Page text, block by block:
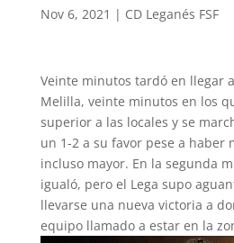
Nov 6, 2021 | CD Leganés FSF
Veinte minutos tardó en llegar
Melilla, veinte minutos en los
superior a las locales y se
un 1-2 a su favor pese a haber
incluso mayor. En la segunda
igualó, pero el Lega supo
llevarse una nueva victoria a
equipo llamado a estar en la